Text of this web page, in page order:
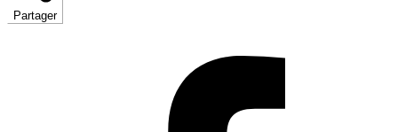
Partager